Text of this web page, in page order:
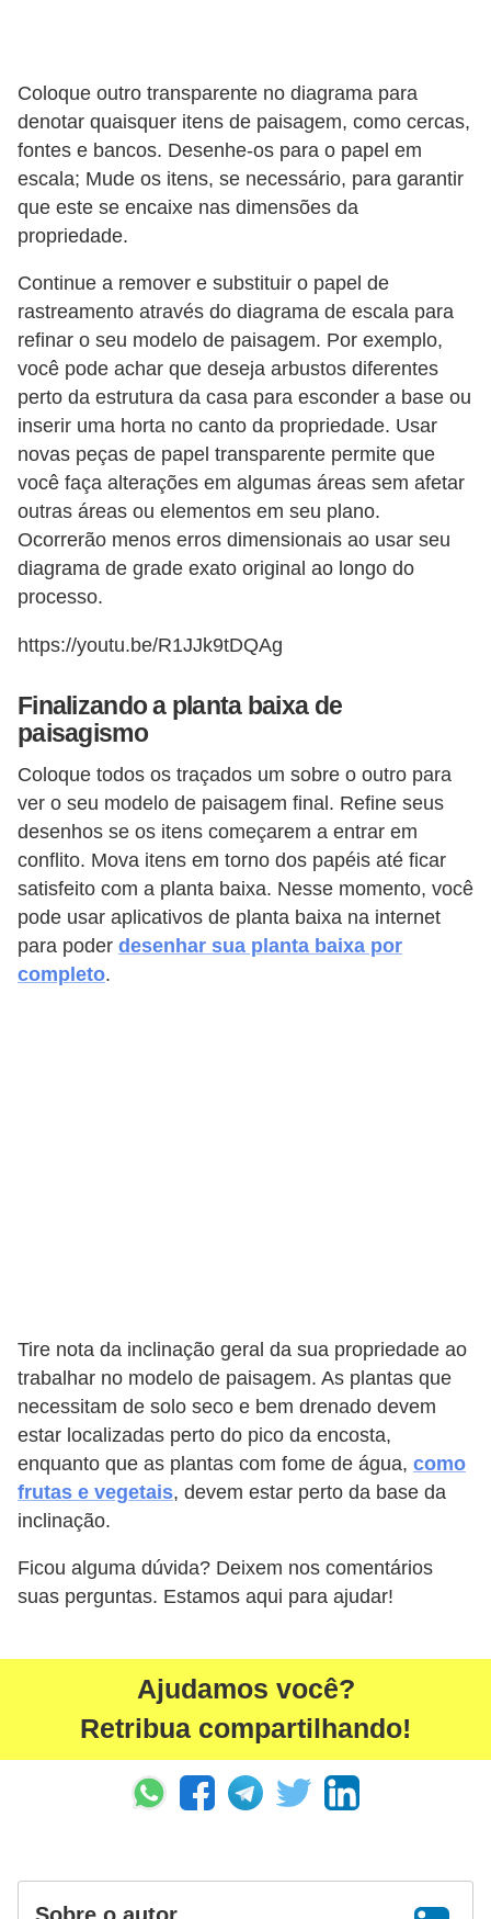
Coloque outro transparente no diagrama para
denotar quaisquer itens de paisagem, como cercas,
fontes e bancos. Desenhe-os para o papel em
escala; Mude os itens, se necessário, para garantir
que este se encaixe nas dimensões da
propriedade.
Continue a remover e substituir o papel de
rastreamento através do diagrama de escala para
refinar o seu modelo de paisagem. Por exemplo,
você pode achar que deseja arbustos diferentes
perto da estrutura da casa para esconder a base ou
inserir uma horta no canto da propriedade. Usar
novas peças de papel transparente permite que
você faça alterações em algumas áreas sem afetar
outras áreas ou elementos em seu plano.
Ocorrerão menos erros dimensionais ao usar seu
diagrama de grade exato original ao longo do
processo.
https://youtu.be/R1JJk9tDQAg
Finalizando a planta baixa de
paisagismo
Coloque todos os traçados um sobre o outro para
ver o seu modelo de paisagem final. Refine seus
desenhos se os itens começarem a entrar em
conflito. Mova itens em torno dos papéis até ficar
satisfeito com a planta baixa. Nesse momento, você
pode usar aplicativos de planta baixa na internet
para poder desenhar sua planta baixa por
completo.
Tire nota da inclinação geral da sua propriedade ao
trabalhar no modelo de paisagem. As plantas que
necessitam de solo seco e bem drenado devem
estar localizadas perto do pico da encosta,
enquanto que as plantas com fome de água, como
frutas e vegetais, devem estar perto da base da
inclinação.
Ficou alguma dúvida? Deixem nos comentários
suas perguntas. Estamos aqui para ajudar!
Ajudamos você?
Retribua compartilhando!